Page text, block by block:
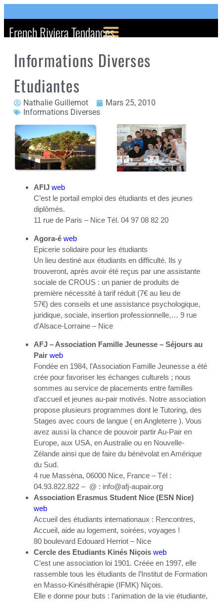
French Riviera Tendances
Informations Diverses
Etudiantes
Nathalie Guillemot
Mars 25, 2010
Informations Diverses
AFIJ web
C’est le portail emploi des étudiants et des jeunes
diplômés.
11 rue de Paris – Nice Tél. 04 97 08 82 20
Agora-é web
Epicerie solidaire pour les étudiants
Un lieu destiné aux étudiants en difficulté. Ils y
trouveront, après avoir été reçus par une assistante
sociale de CROUS : un panier de produits de
première nécessité à tarif réduit (7€ au lieu de
57€) des conseils et une assistance psychologique,
juridique, sociale, insertion professionnelle,… 9 rue
d’Alsace-Lorraine – Nice
AFJ – Association Famille Jeunesse – Séjours au
Pair web
Fondée en 1984, l’Association Famille Jeunesse a été
crée pour favoriser les échanges culturels ; nous
sommes au service de placements entre familles
d’accueil et jeunes au-pair motivés. Notre association
propose plusieurs programmes dont le Tutoring, des
Stages avec cours de langue ( en Angleterre ). Vous
avez aussi la chance de pouvoir partir Au-Pair en
Europe, aux USA, en Australie ou en Nouvelle-
Zélande ainsi que de faire du bénévolat en Amérique
du Sud.
4 rue Masséna, 06000 Nice, France – Tél :
04.93.822.822 – @ : info@afj-aupair.org
Association Erasmus Student Nice (ESN Nice)
web
Accueil des étudiants internationaux : Rencontres,
Accueil, aide au logement, soirées, voyages !
80 boulevard Edouard Herriot – Nice
Cercle des Etudiants Kinés Niçois web
C’est une association loi 1901. Créée en 1997, elle
rassemble tous les étudiants de l’Institut de Formation
en Masso-Kinésithérapie (IFMK) Niçois.
Elle e donne pour buts : l’animation de la vie étudiante,